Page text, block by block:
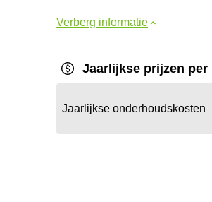
Verberg informatie
Jaarlijkse prijzen per
Jaarlijkse onderhoudskosten